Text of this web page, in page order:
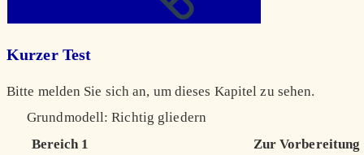
Kurzer Test
Bitte melden Sie sich an, um dieses Kapitel zu sehen.
Grundmodell: Richtig gliedern
Bereich 1
Zur Vorbereitung